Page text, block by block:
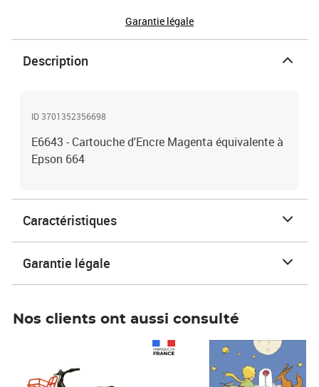
Garantie légale
Description
ID 3701352356698
E6643 - Cartouche d'Encre Magenta équivalente à
Epson 664
Caractéristiques
Garantie légale
Nos clients ont aussi consulté
Prix 7,50€